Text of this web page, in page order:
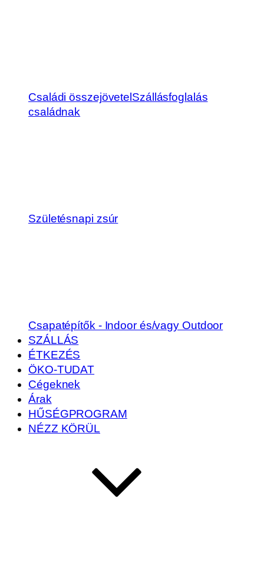
Családi összejövetelSzállásfoglalás
családnak
Születésnapi zsúr
Csapatépítők - Indoor és/vagy Outdoor
SZÁLLÁS
ÉTKEZÉS
ÖKO-TUDAT
Cégeknek
Árak
HŰSÉGPROGRAM
NÉZZ KÖRÜL